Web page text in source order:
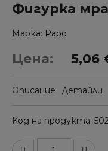
Фигурка
Марка Papo
Цена: 5,06
Описание Детайли
Код на продукта